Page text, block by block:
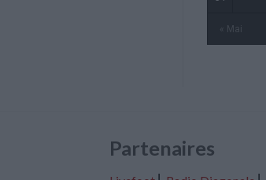
« Mai
Partenaires